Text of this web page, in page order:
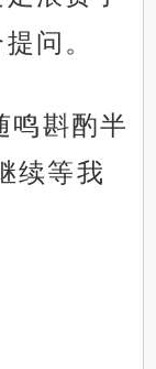
问。
鸣斟酌半
续等我